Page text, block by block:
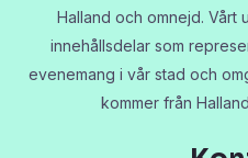
Halland och omnejd. Vårt
innehållsdelar som
evenemang i vår stad och
kommer från